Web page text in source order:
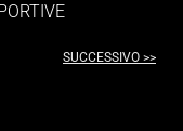
SUCCESSIVO >>